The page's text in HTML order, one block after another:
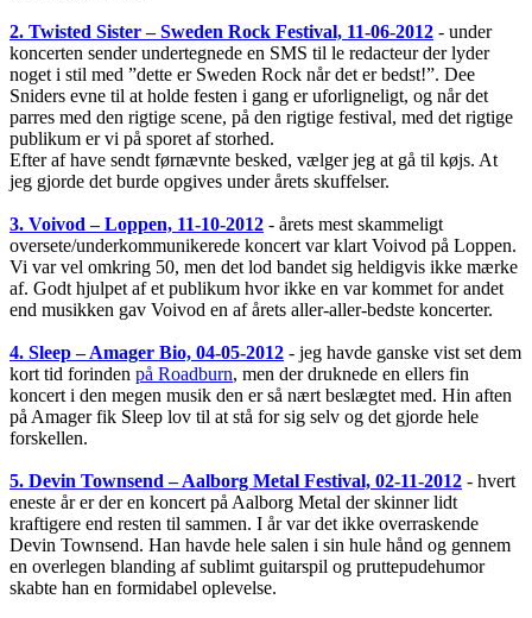
2. Twisted Sister – Sweden Rock Festival, 11-06-2012 - under
koncerten sender undertegnede en SMS til le redacteur der lyder
noget i stil med ”dette er Sweden Rock når det er bedst!”. Dee
Sniders evne til at holde festen i gang er uforligneligt, og når det
parres med den rigtige scene, på den rigtige festival, med det rigtige
publikum er vi på sporet af storhed.
Efter af have sendt førnævnte besked, vælger jeg at gå til køjs. At
jeg gjorde det burde opgives under årets skuffelser.
3. Voivod – Loppen, 11-10-2012 - årets mest skammeligt
oversete/underkommunikerede koncert var klart Voivod på Loppen.
Vi var vel omkring 50, men det lod bandet sig heldigvis ikke mærke
af. Godt hjulpet af et publikum hvor ikke en var kommet for andet
end musikken gav Voivod en af årets aller-aller-bedste koncerter.
4. Sleep – Amager Bio, 04-05-2012 - jeg havde ganske vist set dem
kort tid forinden på Roadburn, men der druknede en ellers fin
koncert i den megen musik den er så nært beslægtet med. Hin aften
på Amager fik Sleep lov til at stå for sig selv og det gjorde hele
forskellen.
5. Devin Townsend – Aalborg Metal Festival, 02-11-2012 - hvert
eneste år er der en koncert på Aalborg Metal der skinner lidt
kraftigere end resten til sammen. I år var det ikke overraskende
Devin Townsend. Han havde hele salen i sin hule hånd og gennem
en overlegen blanding af sublimt guitarspil og pruttepudehumor
skabte han en formidabel oplevelse.